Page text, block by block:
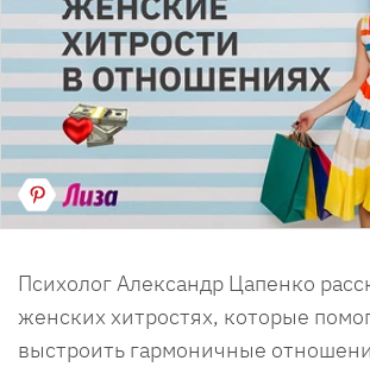
Психолог Александр Цапенко
женских хитростях, которые
выстроить гармоничные